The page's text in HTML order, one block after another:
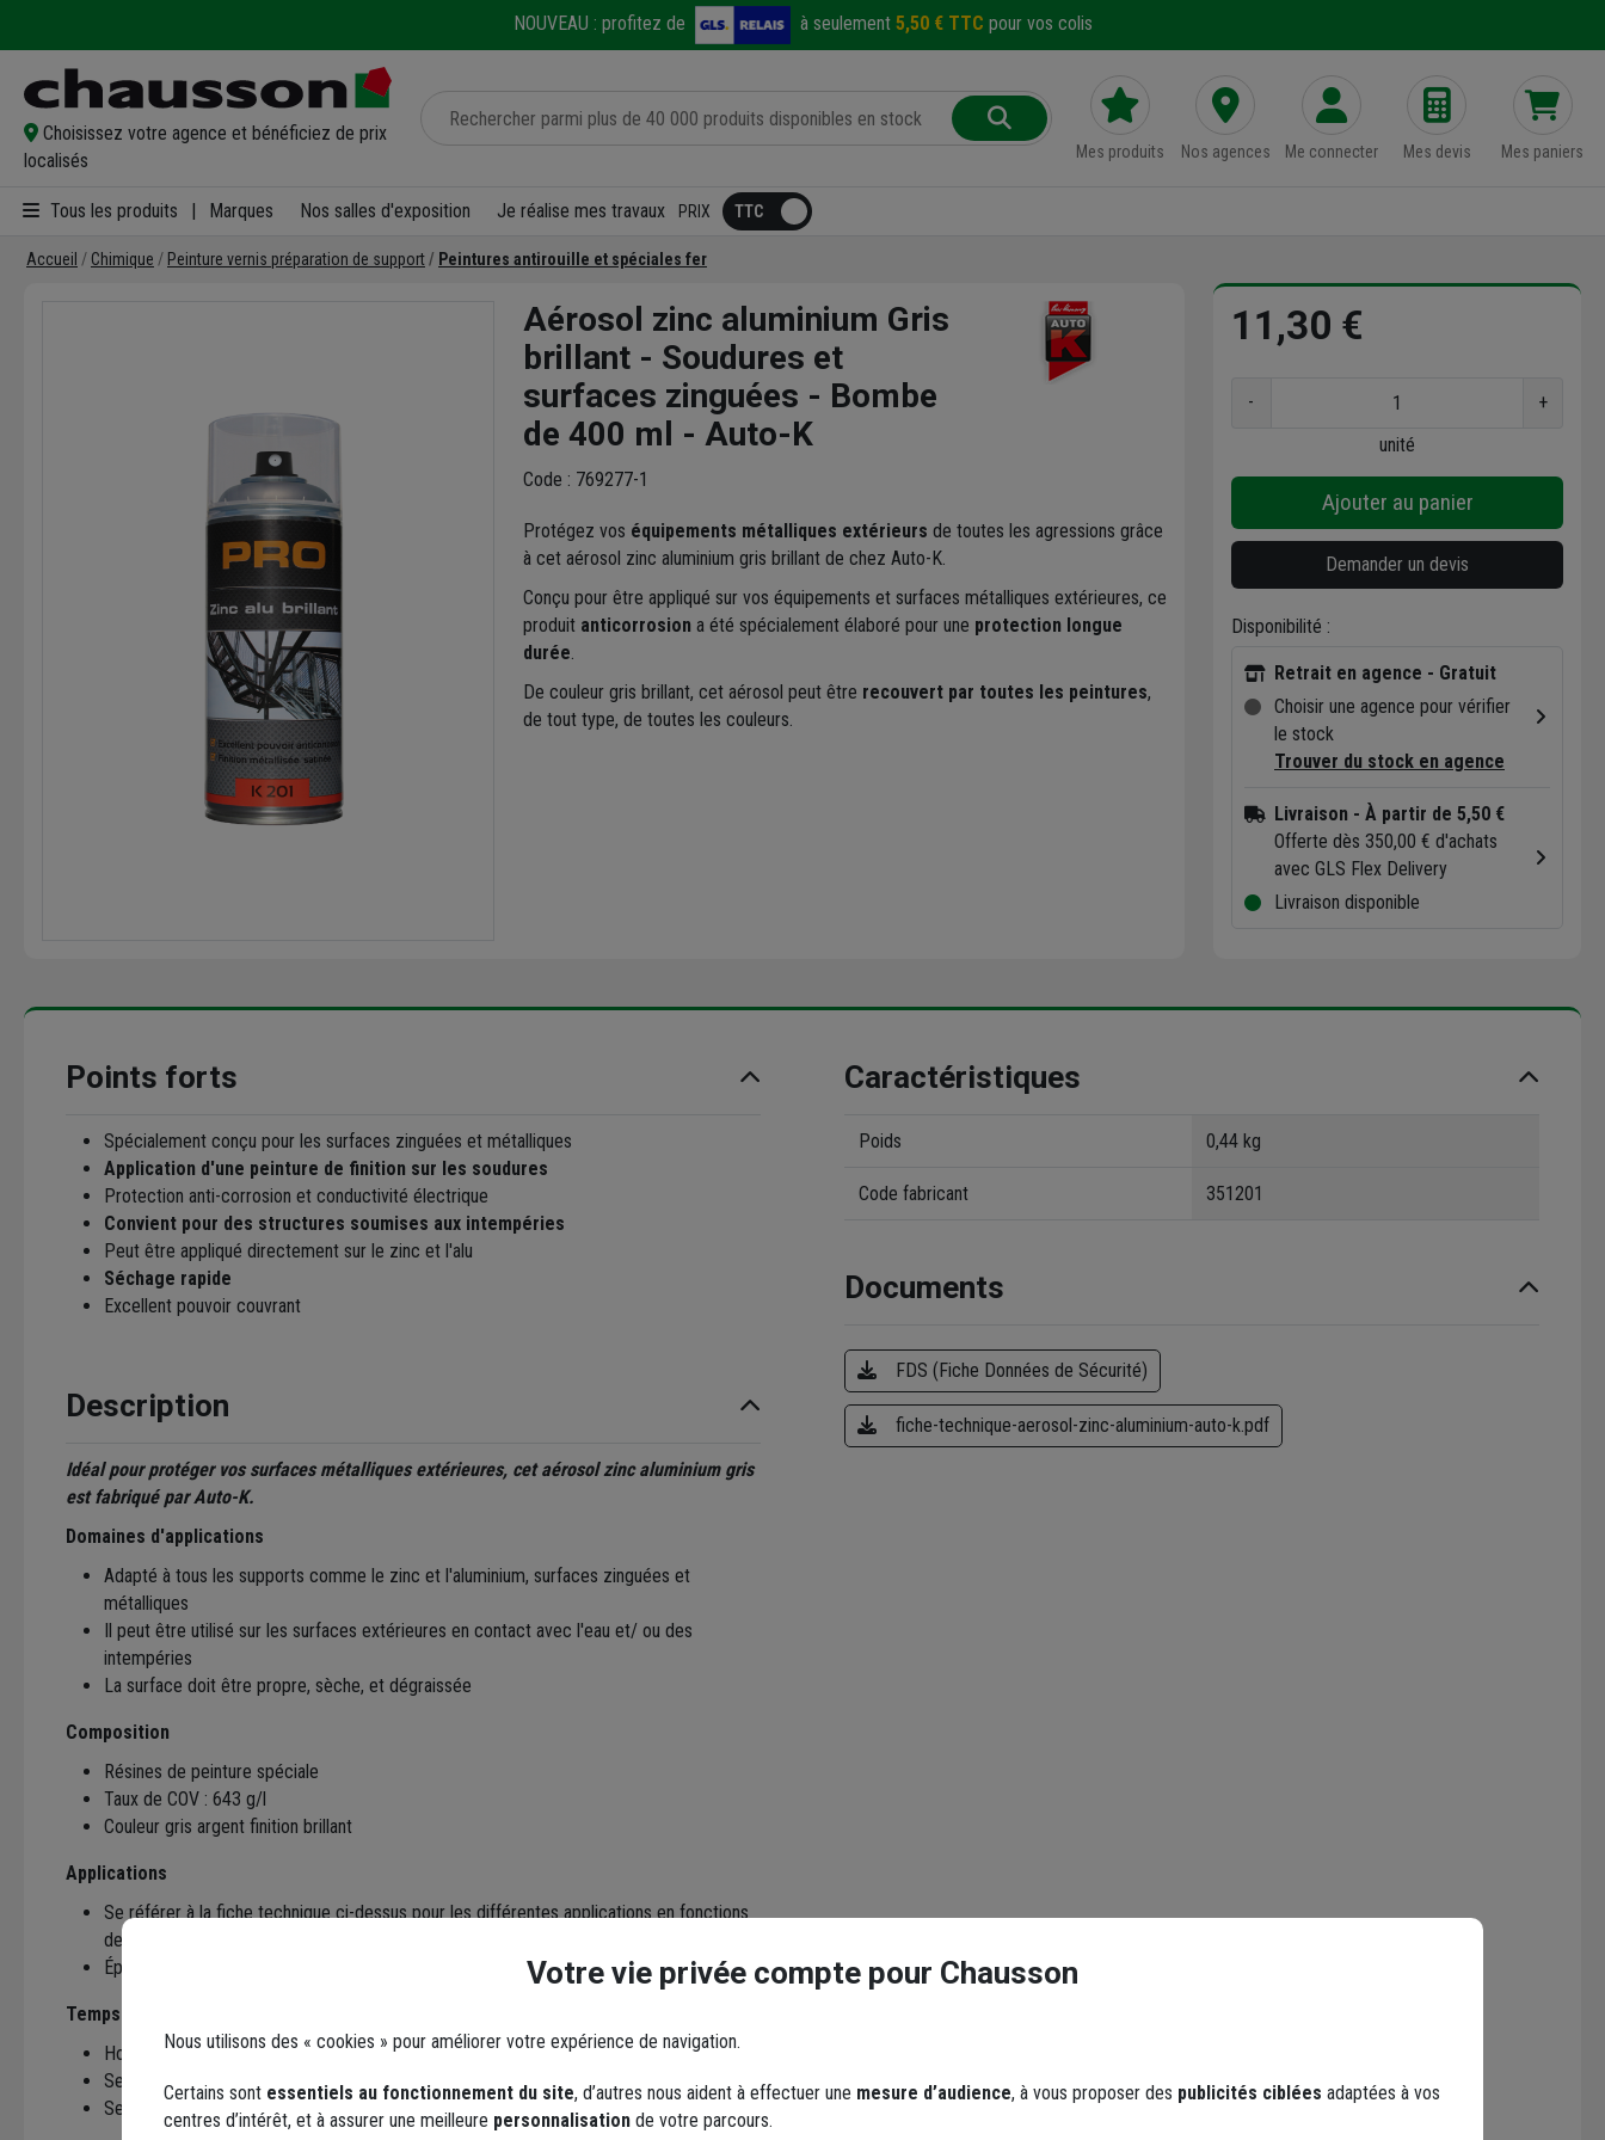
NOUVEAU : profitez de à seulement 5,50 € TTC pour vos colis
Choisissez votre agence et bénéficiez de prix
localisés
Mes produits Nos agences Me connecter Mes devis Mes paniers
Tous les produits Marques Nos salles d'exposition Je réalise mes travaux PRIX
Accueil Chimique Peinture vernis préparation de support Peintures antirouille et spéciales fer
Aérosol zinc aluminium Gris
brillant - Soudures et
surfaces zinguées - Bombe
de 400 ml - Auto-K
Code : 769277-1
Protégez vos équipements métalliques extérieurs de toutes les agressions grâce
à cet aérosol zinc aluminium gris brillant de chez Auto-K.
Conçu pour être appliqué sur vos équipements et surfaces métalliques extérieures, ce
produit anticorrosion a été spécialement élaboré pour une protection longue
durée
De couleur gris brillant, cet aérosol peut être recouvert par toutes les peintures,
de tout type, de toutes les couleurs.
11,30 €
-
+
unité
Ajouter au panier
Demander un devis
Disponibilité :
Retrait en agence - Gratuit
Choisir une agence pour vérifier
le stock
Trouver du stock en agence
Livraison - À partir de 5,50 €
Offerte dès 350,00 € d'achats
avec GLS Flex Delivery
Livraison disponible
Points forts
Spécialement conçu pour les surfaces zinguées et métalliques
Application d'une peinture de finition sur les soudures
Protection anti-corrosion et conductivité électrique
Convient pour des structures soumises aux intempéries
Peut être appliqué directement sur le zinc et l'alu
Séchage rapide
Excellent pouvoir couvrant
Description
Idéal pour protéger vos surfaces métalliques extérieures, cet aérosol zinc aluminium gris
est fabriqué par Auto-K.
Domaines d'applications
Adapté à tous les supports comme le zinc et l'aluminium, surfaces zinguées et
métalliques
Il peut être utilisé sur les surfaces extérieures en contact avec l'eau et/ ou des
intempéries
La surface doit être propre, sèche, et dégraissée
Composition
Résines de peinture spéciale
Taux de COV : 643 g/l
Couleur gris argent finition brillant
Applications
Se référer à la fiche technique ci-dessus pour les différentes applications en fonctions
des matériaux supports
Épaisseur après séchage: 40 à 50 µm (2 à 3 applications)
Temps de séchage
Hors poussières TG1: 15 min
Sec au toucher TG3: 30 min
Sec à coeur TG5: 12 h
Caractéristiques
Poids 0,44 kg
Code fabricant 351201
Documents
FDS (Fiche Données de Sécurité)
fiche-technique-aerosol-zinc-aluminium-auto-k.pdf
Votre vie privée compte pour Chausson
Nous utilisons des « cookies » pour améliorer votre expérience de navigation.
Certains sont essentiels au fonctionnement du site, d’autres nous aident à effectuer une mesure d’audience, à vous proposer des publicités ciblées adaptées à vos
centres d’intérêt, et à assurer une meilleure personnalisation de votre parcours.